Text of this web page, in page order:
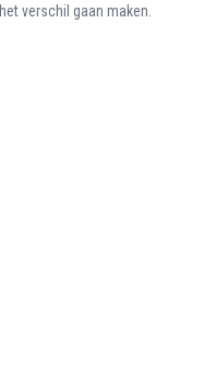
verschil gaan maken.